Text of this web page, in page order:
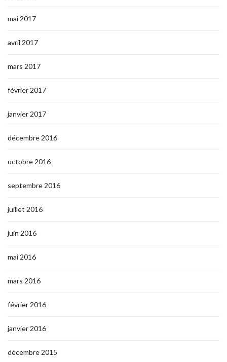
mai 2017
avril 2017
mars 2017
février 2017
janvier 2017
décembre 2016
octobre 2016
septembre 2016
juillet 2016
juin 2016
mai 2016
mars 2016
février 2016
janvier 2016
décembre 2015